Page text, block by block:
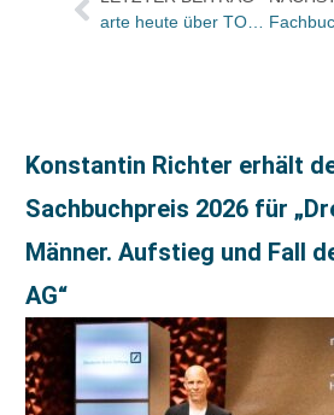
arte heute über TOKYOPOP
Konstantin Richter erhält
Sachbuchpreis 2026 für
Männer. Aufstieg und Fall
AG“